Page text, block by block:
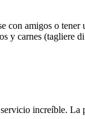
con amigos o
y carnes (tagliere
increíble. La